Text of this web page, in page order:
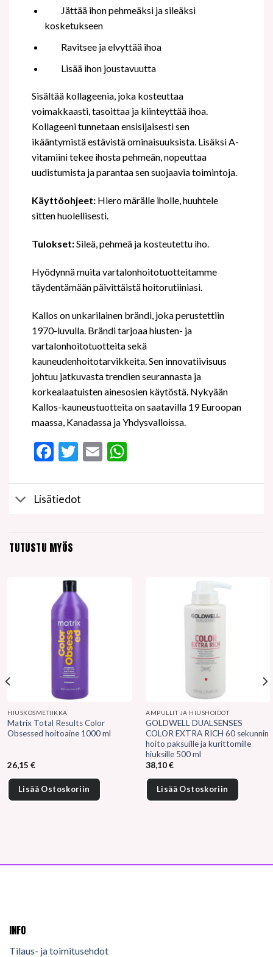
Jättää ihon pehmeäksi ja sileäksi
kosketukseen
Ravitsee ja elvyttää ihoa
Lisää ihon joustavuutta
Sisältää kollageenia, joka kosteuttaa
voimakkaasti, tasoittaa ja kiinteyttää ihoa.
Kollageeni tunnetaan ensisijaisesti sen
ikääntymistä estävistä ominaisuuksista. Lisäksi A-
vitamiini tekee ihosta pehmeän, nopeuttaa
uudistumista ja parantaa sen suojaavia toimintoja.
Käyttöohjeet:Hiero märälle iholle, huuhtele
sitten huolellisesti.
Tulokset:Sileä, pehmeä ja kosteutettu iho.
Hyödynnä muita vartalonhoitotuotteitamme
täydentämään päivittäistä hoitorutiiniasi.
Kallos on unkarilainen brändi, joka perustettiin
1970-luvulla. Brändi tarjoaa hiusten- ja
vartalonhoitotuotteita sekä
kauneudenhoitotarvikkeita. Sen innovatiivisuus
johtuu jatkuvasta trendien seurannasta ja
korkealaatuisten ainesosien käytöstä. Nykyään
Kallos-kauneustuotteita on saatavilla 19 Euroopan
maassa, Kanadassa ja Yhdysvalloissa.
Facebook
Twitter
EmailWhatsApp
Lisätiedot
TUTUSTU MYÖS
HIUSKOSMETIIKKA
Matrix Total Results Color
Obsessed hoitoaine 1000 ml
26,15€
Lisää Ostoskoriin
AMPULLIT JA HIUSHOIDOT
GOLDWELL DUALSENSES
COLOR EXTRA RICH 60 sekunnin
hoito paksuille ja kurittomille
hiuksille 500 ml
38,10€
Lisää Ostoskoriin
INFO
Tilaus- ja toimitusehdot